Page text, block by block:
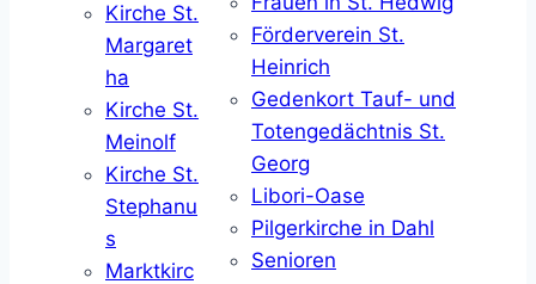
Kirche St.
Margaret
ha
Kirche St.
Meinolf
Kirche St.
Stephanu
s
Marktkirc
Förderverein St.
Heinrich
Gedenkort Tauf- und
Totengedächtnis St.
Georg
Libori-Oase
Pilgerkirche in Dahl
Senioren